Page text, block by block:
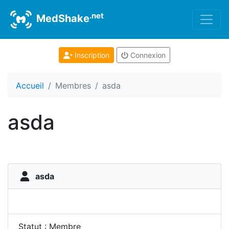
MedShake.net
Inscription Connexion
Accueil Membres asda
asda
asda
Statut : Membre